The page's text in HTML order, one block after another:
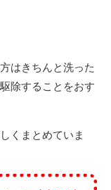
はきちんと洗った
除することをおす
くまとめていま